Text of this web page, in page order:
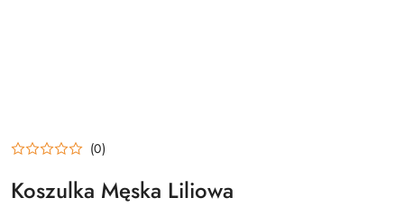
(0)
Koszulka Męska Liliowa